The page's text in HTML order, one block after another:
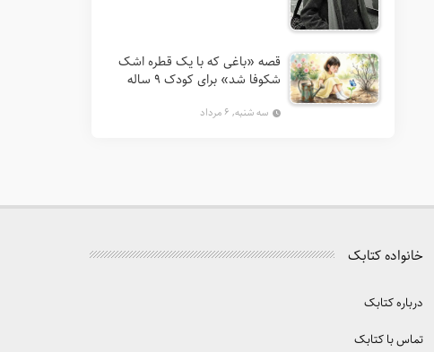
قصه «باغی که با یک قطره اشک
شکوفا شد» برای کودک ۹ ساله
سه شنبه, ۶ مرداد
خانواده کتابک
درباره کتابک
تماس با کتابک